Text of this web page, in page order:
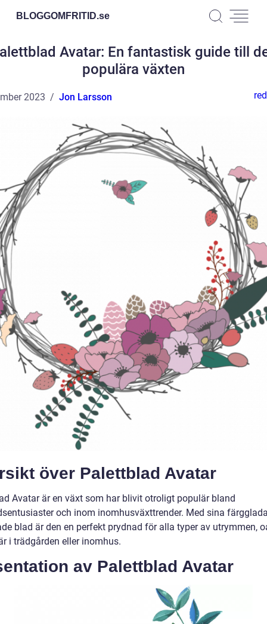
BLOGGOMFRITID.se
Avatar: En fantastisk guide till
populära växten
2023 Jon Larsson
över Palettblad Avatar
Avatar är en växt som har blivit otroligt populär bland
och inom inomhusväxttrender. Med sina
blad är den en perfekt prydnad för alla typer av utrymmen,
i trädgården eller inomhus.
av Palettblad Avatar